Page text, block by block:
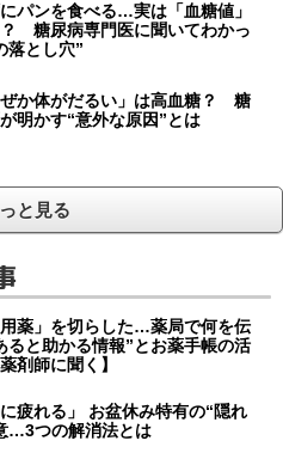
パンを食べる…実は「血糖値」
糖尿病専門医に聞いてわかっ
落とし穴”
か体がだるい」は高血糖？ 糖
明かす“意外な原因”とは
と見る
薬」を切らした…薬局で何を伝
と助かる情報”とお薬手帳の活
剤師に聞く】
に疲れる」 お盆休み特有の“隠れ
…3つの解消法とは